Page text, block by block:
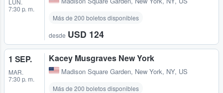
LUN.
7:30 p. m.
Más de 200 boletos disponibles
desde USD 124
1 SEP.
MAR.
7:30 p. m.
Kacey Musgraves New York
Madison Square Garden, New York, NY, US
Más de 200 boletos disponibles